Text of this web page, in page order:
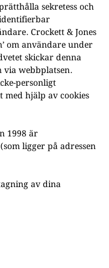
sekretess och
Crockett & Jones
om användare under
skickar denna
webbplatsen.
personligt
hjälp av cookies
1998 är
ligger på adressen
av dina